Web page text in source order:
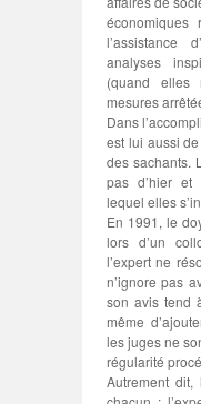
économiques
l’assistance
analyses
(quand elles
mesures
Dans
est lui aussi
des sachants.
pas d’hier et
lequel elles
En 1991, le
lors d’un
l’expert ne
n’ignore pas
son avis tend
même
les juges ne
régularité
Autrement